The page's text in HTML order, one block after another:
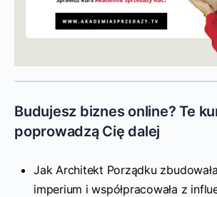
Budujesz biznes online? Te
poprowadzą Cię dalej
Jak Architekt Porządku
imperium i współpracowała z